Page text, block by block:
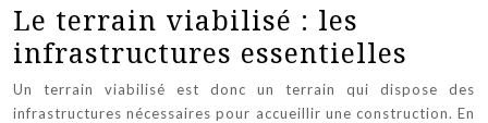
Le terrain viabilisé : les
infrastructures essentielles
Un terrain viabilisé est donc un terrain qui dispose des
infrastructures nécessaires pour accueillir une construction. En